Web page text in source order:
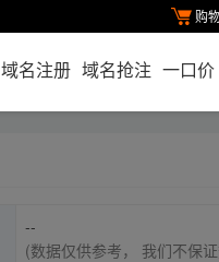
购
域名注册 域名抢注 一口价
--
(数据仅供参考， 我们不保